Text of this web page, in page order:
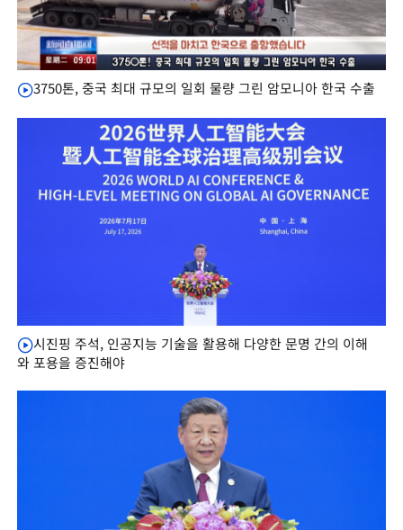
3750톤, 중국 최대 규모의 일회 물량 그린 암모니아 한국 수출
시진핑 주석, 인공지능 기술을 활용해 다양한 문명 간의 이해
와 포용을 증진해야